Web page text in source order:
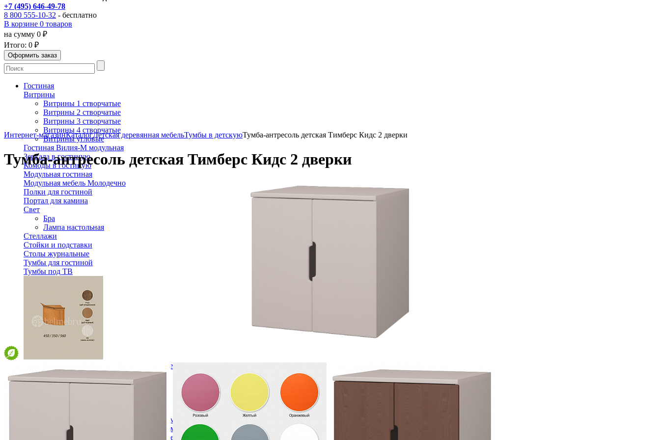
+7 (495) 646-49-78
8 800 555-10-32 - бесплатно
В корзине 0 товаров
на сумму 0 ₽
Итого: 0 ₽
Гостиная
Витрины
Витрины 1 створчатые
Витрины 2 створчатые
Витрины 3 створчатые
Витрины 4 створчатые
Витрины угловые
Гостиная Вилия-М модульная
Зеркала в гостиную
Комоды в гостиную
Модульная гостиная
Модульная мебель Молодечно
Полки для гостиной
Портал для камина
Свет
Бра
Лампа настольная
Стеллажи
Стойки и подставки
Столы журнальные
Тумбы для гостиной
Тумбы под ТВ
Модульная гостиная Вилия-М Секция антресольная №13.2 Г В-01
15 684 ₽
В корзину
Деревянные кровати с подъемным механизмом
Кровати односпальные с подъемным механизмом
Кровати двуспальные с подъемным механизмом
Интернет-магазинКаталогДетская деревянная мебельТумбы в детскуюТумба-антресоль детская Тимберс Кидс 2 дверки
Тумба-антресоль детская Тимберс Кидс 2 дверки